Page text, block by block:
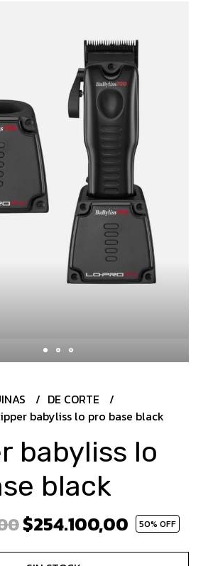
DE CORTE
babyliss lo pro base black
babyliss lo
black
$254.100,00 50% OFF